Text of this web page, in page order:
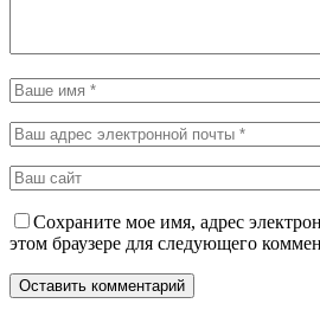
Сохраните мое имя, адрес
этом браузере для следующего